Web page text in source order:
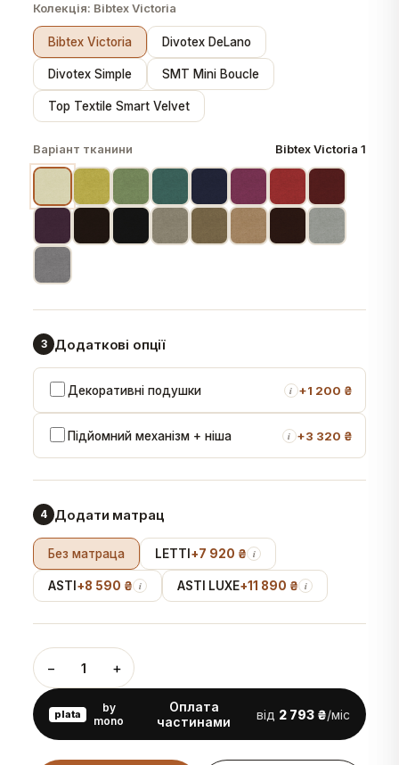
Колекція: Bibtex Victoria
Bibtex Victoria Divotex DeLano
Divotex Simple SMT Mini Boucle
Top Textile Smart Velvet
Варіант тканини Bibtex Victoria 1
3 Додаткові опції
Декоративні подушки i +1 200 ₴
Підйомний механізм + ніша i +3 320 ₴
4 Додати матрац
Без матраца LETTI +7 920 ₴ i
ASTI +8 590 ₴ i ASTI LUXE+11 890 ₴ i
− 1 +
plata
by
mono
Оплата
частинами
від 2 793 ₴/міс